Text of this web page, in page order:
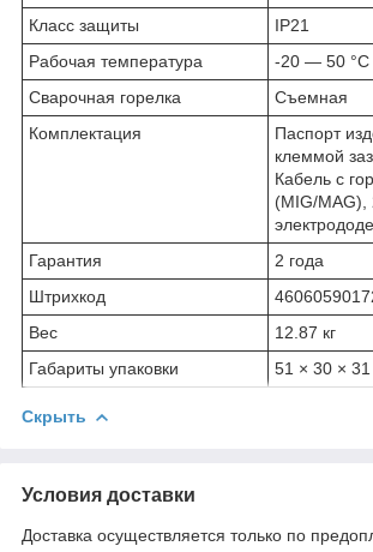
Класс защиты
IP21
Рабочая температура
-20 — 50 °C
Сварочная горелка
Съемная
Комплектация
Паспорт
клеммой
Кабель с
(MIG/
Гарантия
2 года
Штрихкод
Вес
12.87 кг
Габариты упаковки
51 × 30 ×
Скрыть
Условия доставки
Доставка осуществляется только по